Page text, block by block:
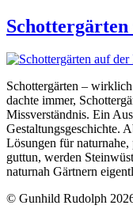
Schottergärten –
dachte immer,
Missverständnis. Ein
Gestaltungsgeschichte.
Lösungen für
guttun, werden
naturnah Gärtnern
© Gunhild Rudolph